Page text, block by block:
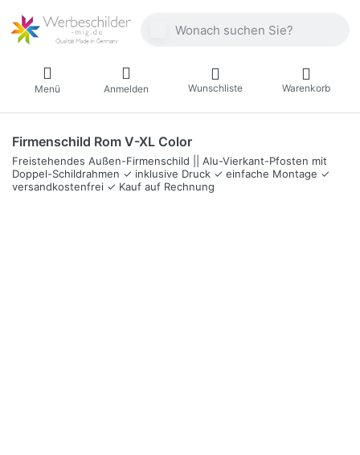
Menü Anmelden Wunschliste Warenkorb
Firmenschild Rom V-XL Color
Freistehendes Außen-Firmenschild || Alu-Vierkant-Pfosten mit
Doppel-Schildrahmen ✓ inklusive Druck ✓ einfache Montage ✓
versandkostenfrei ✓ Kauf auf Rechnung